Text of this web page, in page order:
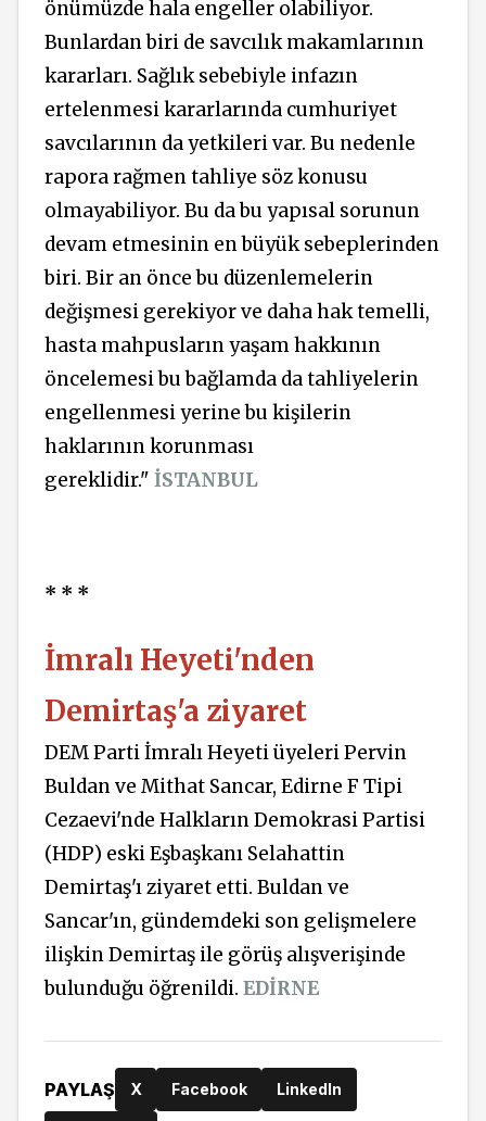
önümüzde hala engeller olabiliyor.
Bunlardan biri de savcılık makamlarının
kararları. Sağlık sebebiyle infazın
ertelenmesi kararlarında cumhuriyet
savcılarının da yetkileri var. Bu nedenle
rapora rağmen tahliye söz konusu
olmayabiliyor. Bu da bu yapısal sorunun
devam etmesinin en büyük sebeplerinden
biri. Bir an önce bu düzenlemelerin
değişmesi gerekiyor ve daha hak temelli,
hasta mahpusların yaşam hakkının
öncelemesi bu bağlamda da tahliyelerin
engellenmesi yerine bu kişilerin
haklarının korunması
gereklidir." İSTANBUL
* * *
İmralı Heyeti'nden
Demirtaş'a ziyaret
DEM Parti İmralı Heyeti üyeleri Pervin
Buldan ve Mithat Sancar, Edirne F Tipi
Cezaevi'nde Halkların Demokrasi Partisi
(HDP) eski Eşbaşkanı Selahattin
Demirtaş'ı ziyaret etti. Buldan ve
Sancar'ın, gündemdeki son gelişmelere
ilişkin Demirtaş ile görüş alışverişinde
bulunduğu öğrenildi. EDİRNE
PAYLAŞ X Facebook LinkedIn